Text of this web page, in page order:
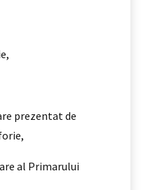
prezentat de
al Primarului